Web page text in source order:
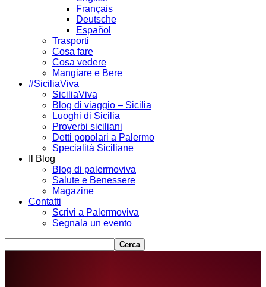
Français
Deutsche
Español
Trasporti
Cosa fare
Cosa vedere
Mangiare e Bere
#SiciliaViva
SiciliaViva
Blog di viaggio – Sicilia
Luoghi di Sicilia
Proverbi siciliani
Detti popolari a Palermo
Specialità Siciliane
Il Blog
Blog di palermoviva
Salute e Benessere
Magazine
Contatti
Scrivi a Palermoviva
Segnala un evento